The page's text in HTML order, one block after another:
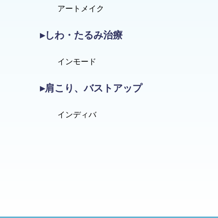
アートメイク
▸しわ・たるみ治療
インモード
▸肩こり、バストアップ
インディバ